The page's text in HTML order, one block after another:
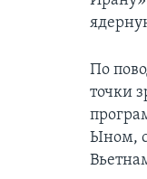
По
точки
Ыном, с